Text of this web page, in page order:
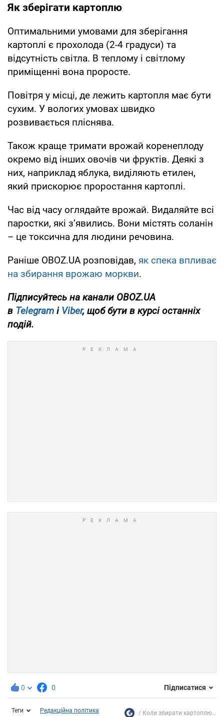
Як зберігати картоплю
Оптимальними умовами для зберігання
картоплі є прохолода (2-4 градуси) та
відсутність світла. В теплому і світлому
приміщенні вона проросте.
Повітря у місці, де лежить картопля має бути
сухим. У вологих умовах швидко
розвивається пліснява.
Також краще тримати врожай коренеплоду
окремо від інших овочів чи фруктів. Деякі з
них, наприклад яблука, виділяють етилен,
який прискорює проростання картоплі.
Час від часу оглядайте врожай. Видаляйте всі
паростки, які з’явились. Вони містять соланін
– це токсична для людини речовина.
Раніше OBOZ.UA розповідав, як спека впливає
на збирання врожаю моркви.
Підписуйтесь на канали OBOZ.UA
в Telegram і Viber, щоб бути в курсі останніх
подій.
0 0 Підписатися
Теги Редакційна політика Коли збирати картоплю...